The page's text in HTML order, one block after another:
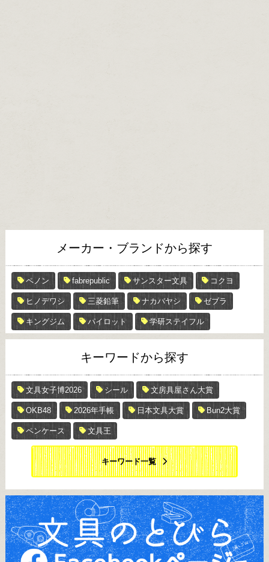
メーカー・ブランドから探す
ペノン fabrepublic サンスター文具 コクヨ
ヒノデワシ 三菱鉛筆 ナカバヤシ ゼブラ
キングジム パイロット 学研ステイフル
キーワードから探す
文具女子博2026 シール 文房具屋さん大賞
OKB48 2026年手帳 日本文具大賞 Bun2大賞
ペンケース 文具王
キーワード一覧